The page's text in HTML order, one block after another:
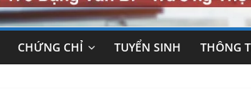
CHỨNG CHỈ TUYỂN SINH THÔNG